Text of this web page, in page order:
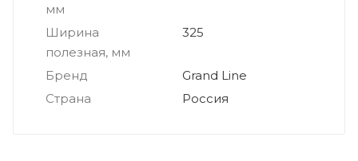
мм
Ширина
полезная, мм
325
Бренд
Grand Line
Страна
Россия